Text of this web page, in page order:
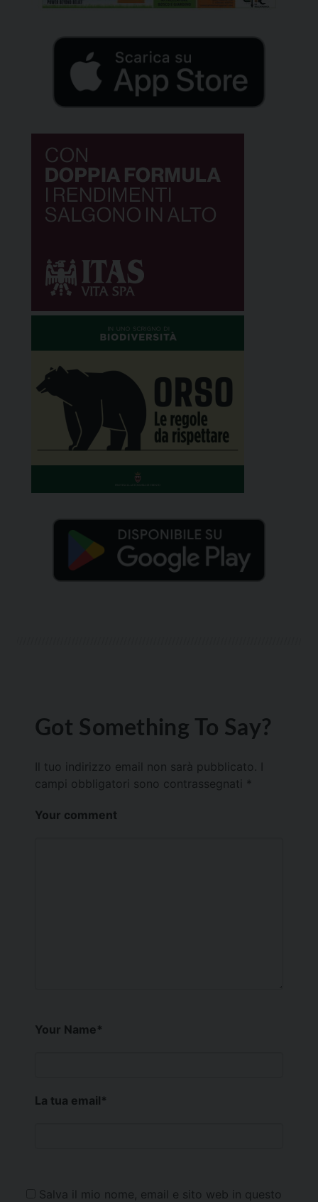
Got Something To Say?
Il tuo indirizzo email non sarà pubblicato.
campi obbligatori sono contrassegnati *
Your comment
Your Name*
La tua email*
Salva il mio nome, email e sito web in questo